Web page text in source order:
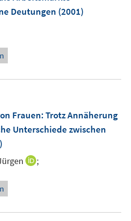
Deutungen (2001)
Frauen: Trotz Annäherung
Unterschiede zwischen
I;